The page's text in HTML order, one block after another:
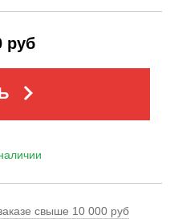
руб
keyboard_arrow_right
свыше 10 000 руб